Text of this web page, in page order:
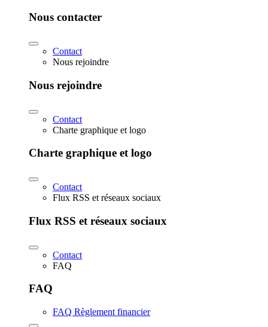
Nous contacter
Contact
Nous rejoindre
Nous rejoindre
Contact
Charte graphique et logo
Charte graphique et logo
Contact
Flux RSS et réseaux sociaux
Flux RSS et réseaux sociaux
Contact
FAQ
FAQ
FAQ Règlement financier